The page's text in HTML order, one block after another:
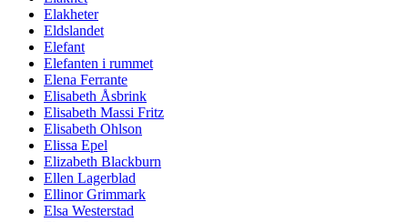
Elakheter
Eldslandet
Elefant
Elefanten i rummet
Elena Ferrante
Elisabeth Åsbrink
Elisabeth Massi Fritz
Elisabeth Ohlson
Elissa Epel
Elizabeth Blackburn
Ellen Lagerblad
Ellinor Grimmark
Elsa Westerstad